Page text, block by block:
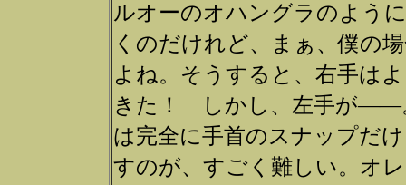
ルオーのオハングラのよう
くのだけれど、まぁ、僕の
よね。そうすると、右手は
きた！ しかし、左手が――
は完全に手首のスナップだ
すのが、すごく難しい。オ